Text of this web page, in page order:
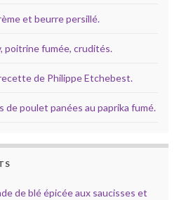
et beurre persillé.
poitrine fumée, crudités.
de Philippe Etchebest.
poulet panées au paprika fumé.
de blé épicée aux saucisses et